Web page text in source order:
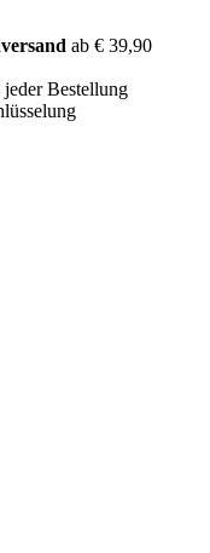
ab € 39,90
jeder Bestellung